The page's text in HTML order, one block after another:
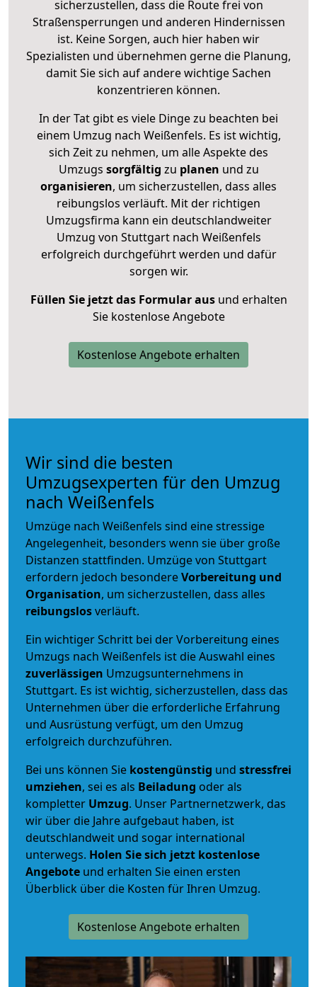
sicherzustellen, dass die Route frei von
Straßensperrungen und anderen Hindernissen
ist. Keine Sorgen, auch hier haben wir
Spezialisten und übernehmen gerne die Planung,
damit Sie sich auf andere wichtige Sachen
konzentrieren können.
In der Tat gibt es viele Dinge zu beachten bei
einem Umzug nach Weißenfels. Es ist wichtig,
sich Zeit zu nehmen, um alle Aspekte des
Umzugs sorgfältig zu planen und zu
organisieren, um sicherzustellen, dass alles
reibungslos verläuft. Mit der richtigen
Umzugsfirma kann ein deutschlandweiter
Umzug von Stuttgart nach Weißenfels
erfolgreich durchgeführt werden und dafür
sorgen wir.
Füllen Sie jetzt das Formular ausund erhalten
Sie kostenlose Angebote
Kostenlose Angebote erhalten
Wir sind die besten
Umzugsexperten für den Umzug
nach Weißenfels
Umzüge nach Weißenfels sind eine stressige
Angelegenheit, besonders wenn sie über große
Distanzen stattfinden. Umzüge von Stuttgart
erfordern jedoch besondereVorbereitung und
Organisation, um sicherzustellen, dass alles
reibungslosverläuft.
Ein wichtiger Schritt bei der Vorbereitung eines
Umzugs nach Weißenfels ist die Auswahl eines
zuverlässigen Umzugsunternehmens in
Stuttgart. Es ist wichtig, sicherzustellen, dass das
Unternehmen über die erforderliche Erfahrung
und Ausrüstung verfügt, um den Umzug
erfolgreich durchzuführen.
Bei uns können Sie kostengünstig und stressfrei
umziehen, sei es als Beiladung oder als
kompletter Umzug. Unser Partnernetzwerk, das
wir über die Jahre aufgebaut haben, ist
deutschlandweit und sogar international
unterwegs. Holen Sie sich jetzt kostenlose
Angebote und erhalten Sie einen ersten
Überblick über die Kosten für Ihren Umzug.
Kostenlose Angebote erhalten